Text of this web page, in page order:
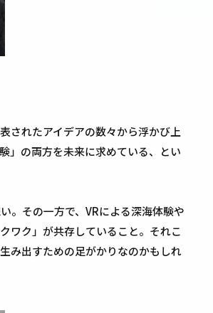
されたアイデアの数々から浮かび上
」の両方を未来に求めている、とい
。その一方で、VRによる深海体験や
ワク」が共存していること。それこ
み出すための足がかりなのかもしれ